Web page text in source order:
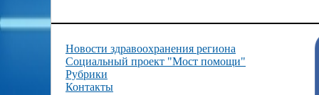
Новости здравоохранения региона
Социальный проект "Мост помощи"
Рубрики
Контакты